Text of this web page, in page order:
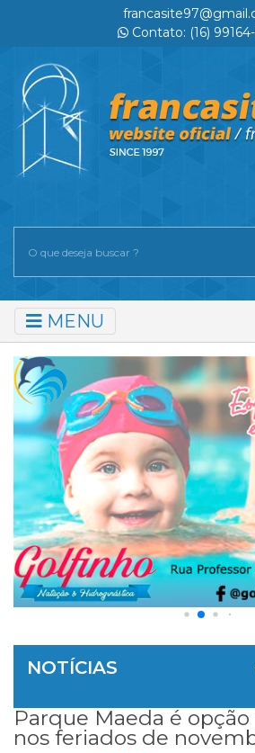
Contato: (16)
MENU
NOTÍCIAS
Parque Maeda é opção
nos feriados de